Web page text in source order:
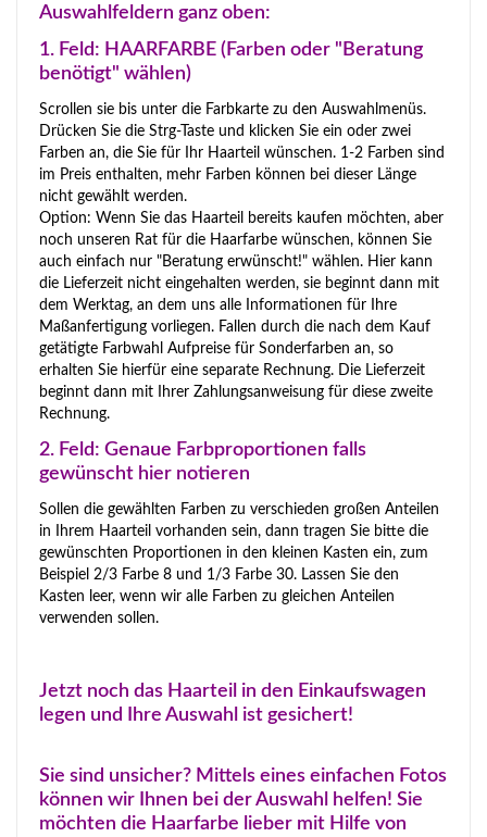
Auswahlfeldern ganz oben:
1. Feld: HAARFARBE (Farben oder "Beratung
benötigt" wählen)
Scrollen sie bis unter die Farbkarte zu den Auswahlmenüs.
Drücken Sie die Strg-Taste und klicken Sie ein oder zwei
Farben an, die Sie für Ihr Haarteil wünschen. 1-2 Farben sind
im Preis enthalten, mehr Farben können bei dieser Länge
nicht gewählt werden.
Option: Wenn Sie das Haarteil bereits kaufen möchten, aber
noch unseren Rat für die Haarfarbe wünschen, können Sie
auch einfach nur "Beratung erwünscht!" wählen. Hier kann
die Lieferzeit nicht eingehalten werden, sie beginnt dann mit
dem Werktag, an dem uns alle Informationen für Ihre
Maßanfertigung vorliegen. Fallen durch die nach dem Kauf
getätigte Farbwahl Aufpreise für Sonderfarben an, so
erhalten Sie hierfür eine separate Rechnung. Die Lieferzeit
beginnt dann mit Ihrer Zahlungsanweisung für diese zweite
Rechnung.
2. Feld: Genaue Farbproportionen falls
gewünscht hier notieren
Sollen die gewählten Farben zu verschieden großen Anteilen
in Ihrem Haarteil vorhanden sein, dann tragen Sie bitte die
gewünschten Proportionen in den kleinen Kasten ein, zum
Beispiel 2/3 Farbe 8 und 1/3 Farbe 30. Lassen Sie den
Kasten leer, wenn wir alle Farben zu gleichen Anteilen
verwenden sollen.
Jetzt noch das Haarteil in den Einkaufswagen
legen und Ihre Auswahl ist gesichert!
Sie sind unsicher? Mittels eines einfachen Fotos
können wir Ihnen bei der Auswahl helfen! Sie
möchten die Haarfarbe lieber mit Hilfe von